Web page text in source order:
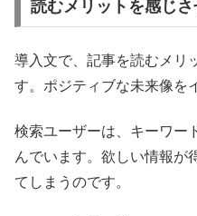
読むメリットを感じさ
導入文で、記事を読むメリ
す。ポジティブな未来像を
検索ユーザーは、キーワー
んでいます。欲しい情報が
てしまうのです。